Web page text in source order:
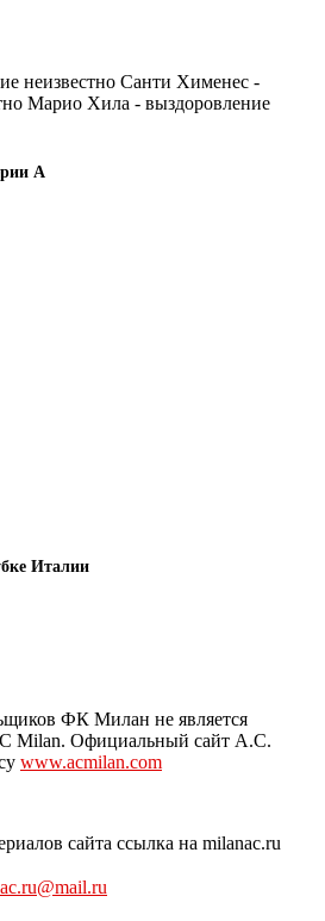
неизвестно Санти Хименес -
Марио Хила - выздоровление
А
Италии
ФК Милан не является
Milan. Официальный сайт A.C.
www.acmilan.com
сайта ссылка на milanac.ru